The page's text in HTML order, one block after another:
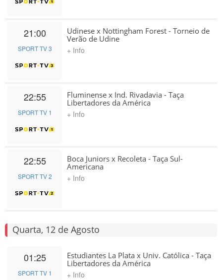
21:00
SPORT TV 3
Udinese x Nottingham Forest - Torneio de
Verão de Udine
+ Info
22:55
SPORT TV 1
Fluminense x Ind. Rivadavia - Taça
Libertadores da América
+ Info
22:55
SPORT TV 2
Boca Juniors x Recoleta - Taça Sul-
Americana
+ Info
Quarta, 12 de Agosto
01:25
SPORT TV 1
Estudiantes La Plata x Univ. Católica - Taça
Libertadores da América
+ Info